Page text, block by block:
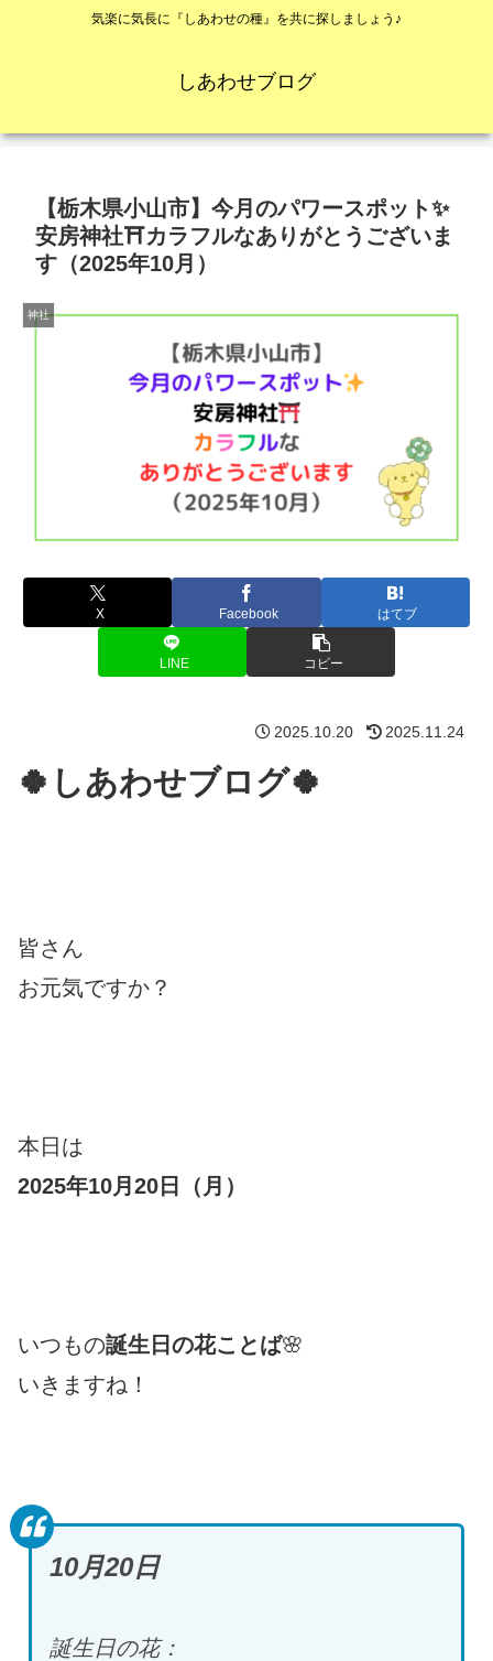
気楽に気長に『しあわせの種』を共に探しましょう♪
しあわせブログ
【栃木県小山市】今月のパワースポット✨
安房神社⛩カラフルなありがとうございま
す（2025年10月）
神社
X Facebook はてブ
LINE コピー
2025.10.20 2025.11.24
🍀しあわせブログ🍀
皆さん
お元気ですか？
本日は
2025年10月20日（月 ）
いつもの誕生日の花ことば🌸
いきますね！
10月20日
誕生日の花：